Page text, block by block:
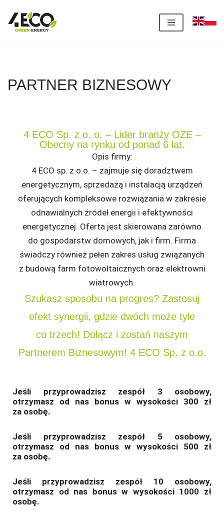
Przejdź
PARTNER BIZNESOWY
4 ECO Sp. z o. o. – Lider branży OZE –
Obecny na rynku od ponad 6 lat.
Opis firmy:
4 ECO sp. z o.o. – zajmuje się doradztwem
energetycznym, sprzedażą i instalacją urządzeń
oferujących kompleksowe rozwiązania w zakresie
odnawialnych źródeł energii i efektywności
energetycznej. Oferta jest skierowana zarówno
do gospodarstw domowych, jak i firm. Firma
świadczy również pełen zakres usług związanych
z budową farm fotowoltaicznych oraz elektrowni
wiatrowych.
Szukasz sposobu na progres? Zastosuj
efekt synergii, gdzie dwóch może tyle
co trzech! Dołącz i zostań naszym
Partnerem Biznesowym! 4 ECO Sp. z o.o.
Jeśli przyprowadzisz zespół 3 osobowy,
otrzymasz od nas bonus w wysokości 300 zł
za osobę.
Jeśli przyprowadzisz zespół 5 osobowy,
otrzymasz od nas bonus w wysokości 500 zł
za osobę.
Jeśli przyprowadzisz zespół 10 osobowy,
otrzymasz od nas bonus w wysokości 1000 zł
osobę.